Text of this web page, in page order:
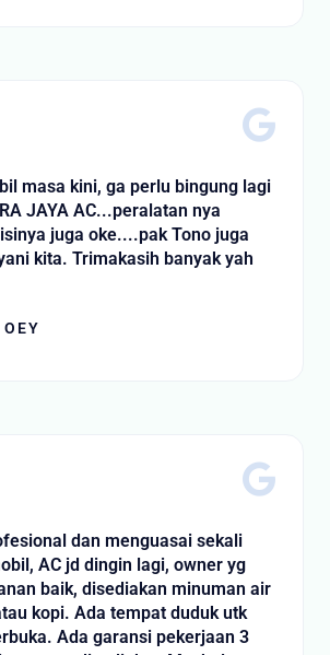
masa kini, ga perlu bingung lagi
JAYA AC...peralatan nya
juga oke....pak Tono juga
kita. Trimakasih banyak yah
dan menguasai sekali
AC jd dingin lagi, owner yg
baik, disediakan minuman air
kopi. Ada tempat duduk utk
Ada garansi pekerjaan 3